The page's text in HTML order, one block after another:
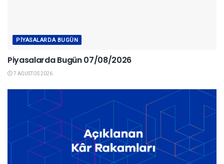
PIYASALARDA BUGÜN
Piyasalarda Bugün 07/08/2026
7 AĞUSTOS 2026